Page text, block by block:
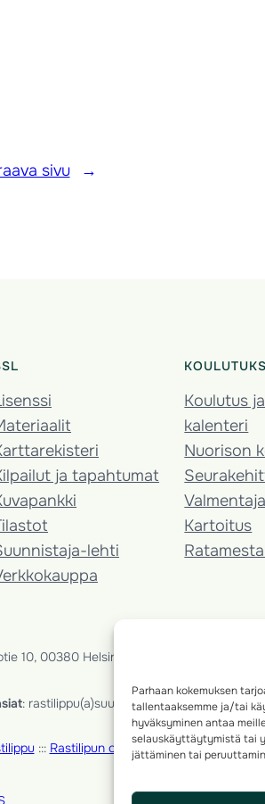
Parhaan kokemuksen
tallentaaksemme ja/tai
hyväksyminen antaa
selauskäyttäytymistä tai
jättäminen tai
sivu →
ja tapahtumat
lehti
Koulutus
kalenteri
Nuorison
Kartoitus
10, 00380 Helsinki, Finland
: rastilippu(a)suunnistusliitto.fi
::: Rastilipun ohjeet